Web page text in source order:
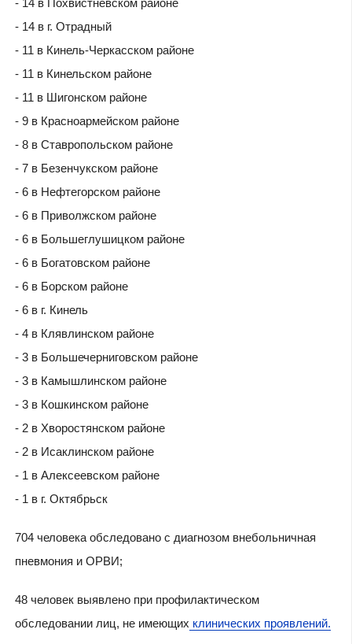
- 14 в Похвистневском районе
- 14 в г. Отрадный
- 11 в Кинель-Черкасском районе
- 11 в Кинельском районе
- 11 в Шигонском районе
- 9 в Красноармейском районе
- 8 в Ставропольском районе
- 7 в Безенчукском районе
- 6 в Нефтегорском районе
- 6 в Приволжском районе
- 6 в Большеглушицком районе
- 6 в Богатовском районе
- 6 в Борском районе
- 6 в г. Кинель
- 4 в Клявлинском районе
- 3 в Большечерниговском районе
- 3 в Камышлинском районе
- 3 в Кошкинском районе
- 2 в Хворостянском районе
- 2 в Исаклинском районе
- 1 в Алексеевском районе
- 1 в г. Октябрьск
704 человека обследовано с диагнозом внебольничная
пневмония и ОРВИ;
48 человек выявлено при профилактическом
обследовании лиц, не имеющих клинических проявлений.